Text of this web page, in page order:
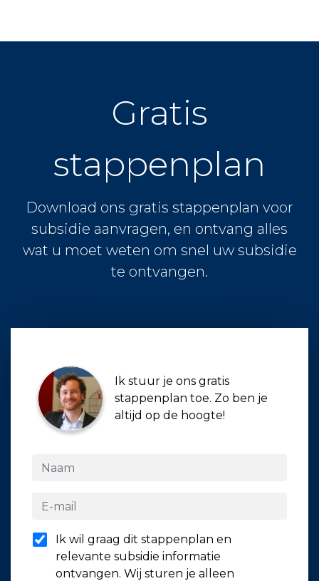
Gratis
stappenplan
Download ons gratis stappenplan voor
subsidie aanvragen, en ontvang alles
wat u moet weten om snel uw subsidie
te ontvangen.
Ik stuur je ons gratis
stappenplan toe. Zo ben je
altijd op de hoogte!
Ik wil graag dit stappenplan en
relevante subsidie informatie
ontvangen. Wij sturen je alleen